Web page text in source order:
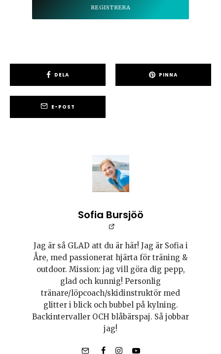
DELA PINNA
E-POST
Sofia Bursjöö
Jag är så GLAD att du är här! Jag är Sofia i
Åre, med passionerat hjärta för träning &
outdoor. Mission: jag vill göra dig pepp,
glad och kunnig! Personlig
tränare/löpcoach/skidinstruktör med
glitter i blick och bubbel på kylning.
Backintervaller OCH blåbärspaj. Så jobbar
jag!